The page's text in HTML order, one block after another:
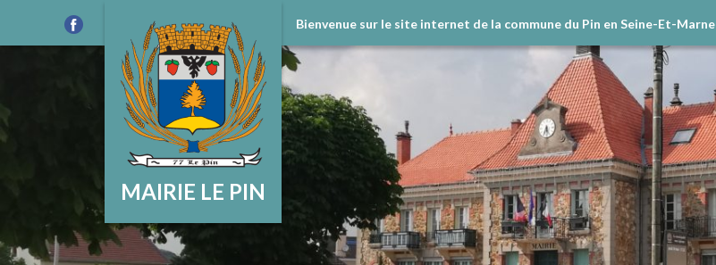
MAIRIE LE PIN
Bienvenue sur le site internet de la commune du Pin en Seine-Et-Marne